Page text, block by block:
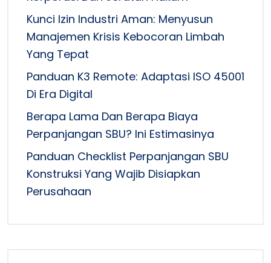
Kunci Izin Industri Aman: Menyusun
Manajemen Krisis Kebocoran Limbah
Yang Tepat
Panduan K3 Remote: Adaptasi ISO 45001
Di Era Digital
Berapa Lama Dan Berapa Biaya
Perpanjangan SBU? Ini Estimasinya
Panduan Checklist Perpanjangan SBU
Konstruksi Yang Wajib Disiapkan
Perusahaan